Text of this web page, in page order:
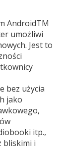
AndroidTM
umożliwi
Jest to
bez użycia
jako
itp.,
bliskimi i